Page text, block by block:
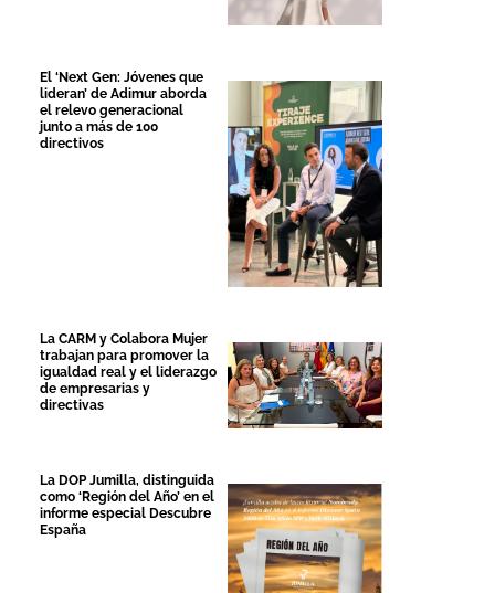
El ‘Next Gen: Jóvenes que
lideran’ de Adimur aborda
el relevo generacional
junto a más de 100
directivos
La CARM y Colabora Mujer
trabajan para promover la
igualdad real y el liderazgo
de empresarias y
directivas
La DOP Jumilla, distinguida
como ‘Región del Año’ en el
informe especial Descubre
España